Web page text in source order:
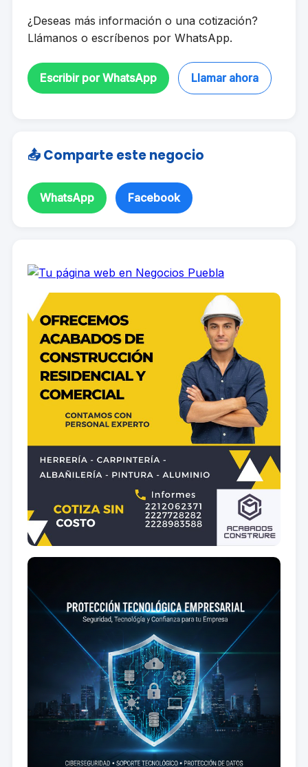
¿Deseas más información o una cotización?
Llámanos o escríbenos por WhatsApp.
Escribir por WhatsApp Llamar ahora
📤 Comparte este negocio
WhatsApp Facebook